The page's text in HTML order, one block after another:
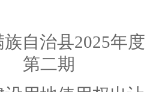
自治县2025年度
第二期